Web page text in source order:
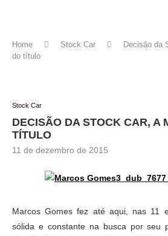
Home Stock Car
Decisão da
do título
Stock Car
DECISÃO DA STOCK CAR, A
TÍTULO
11 de dezembro de 2015
Marcos Gomes fez até aqui, nas 11
sólida e constante na busca por seu